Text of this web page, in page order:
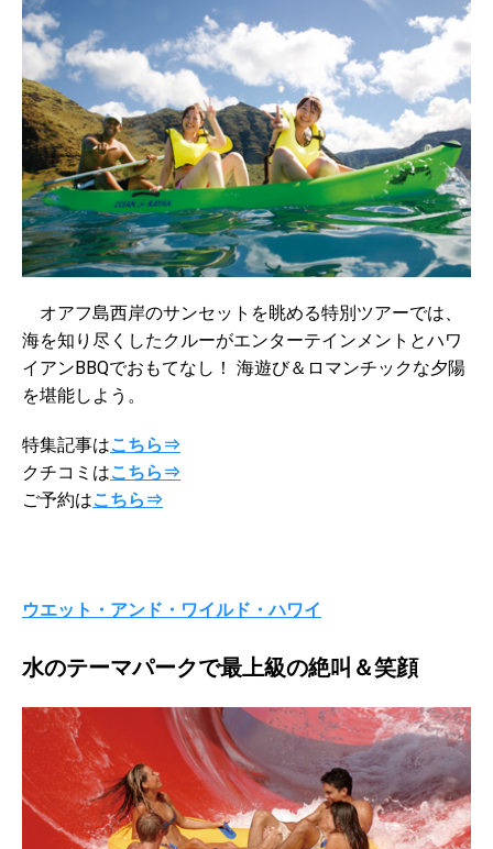
オアフ島西岸のサンセットを眺める特別ツアーでは、
海を知り尽くしたクルーがエンターテインメントとハワ
イアンBBQでおもてなし！ 海遊び＆ロマンチックな夕陽
を堪能しよう。
特集記事はこちら⇒
クチコミはこちら⇒
ご予約はこちら⇒
ウエット・アンド・ワイルド・ハワイ
水のテーマパークで最上級の絶叫＆笑顔